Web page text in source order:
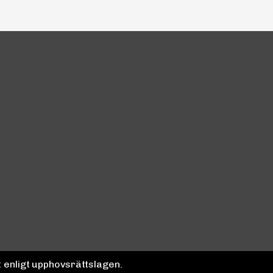
enligt upphovsrättslagen.